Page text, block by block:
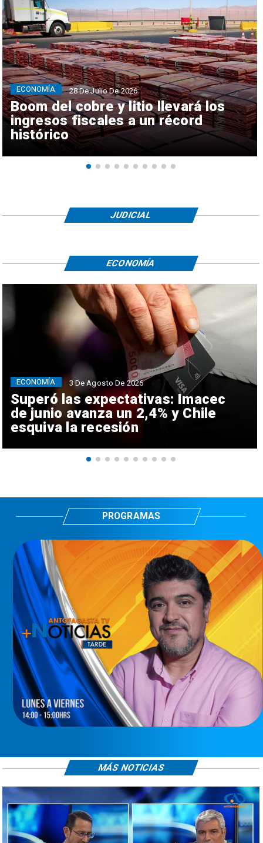
Boom del cobre y litio llevará los
ingresos fiscales a un récord
histórico
ECONOMÍA 28 De Julio De 2026
JUDICIAL
Superó las expectativas: Imacec
de junio avanza un 2,4% y Chile
esquiva la recesión
ECONOMÍA 3 De Agosto De 2026
ECONOMÍA
PROGRAMAS
MÁS NOTICIAS